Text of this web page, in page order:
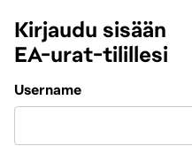
Kirjaudu sisään
EA-urat-tilillesi
Login
Username